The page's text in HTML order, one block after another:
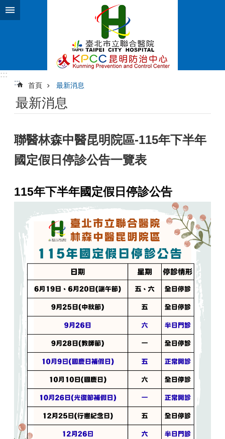
跳到主要內容區塊
:::
::: 首頁 最新消息
最新消息
聯醫林森中醫昆明院區-115年下半年
國定假日停診公告一覽表
115年下半年國定假日停診公告